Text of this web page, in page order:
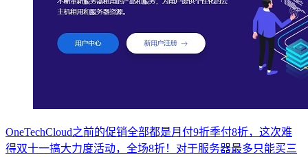
OneTechCloud之前的促销全部都是月付9折季付8折，这次难
得双十一搞大力度活动，全场8折！对于服务器最多只能买三